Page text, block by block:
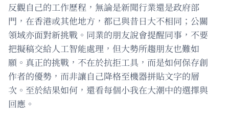
反觀自己的工作歷程，無論是新聞行業還是政府部
門，在香港或其他地方，都已與昔日大不相同；公關
領域亦面對新挑戰。同業的朋友說會提醒同事，不要
把擬稿交給人工智能處理，但大勢所趨朋友也難如
願。真正的挑戰，不在於抗拒工具，而是如何保存創
作者的優勢，而非讓自己降格至機器拼貼文字的層
次。至於結果如何，還看每個小我在大潮中的選擇與
回應。